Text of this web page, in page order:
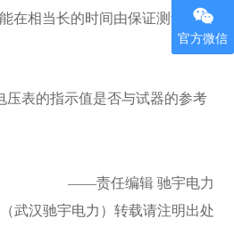
在相当长的时间由保证测量精
表的指示值是否与试器的参考
——责任编辑 驰宇电力
武汉驰宇电力）转载请注明出处
官方微信